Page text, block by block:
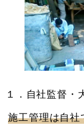
１．自社監督・
施工管理は自